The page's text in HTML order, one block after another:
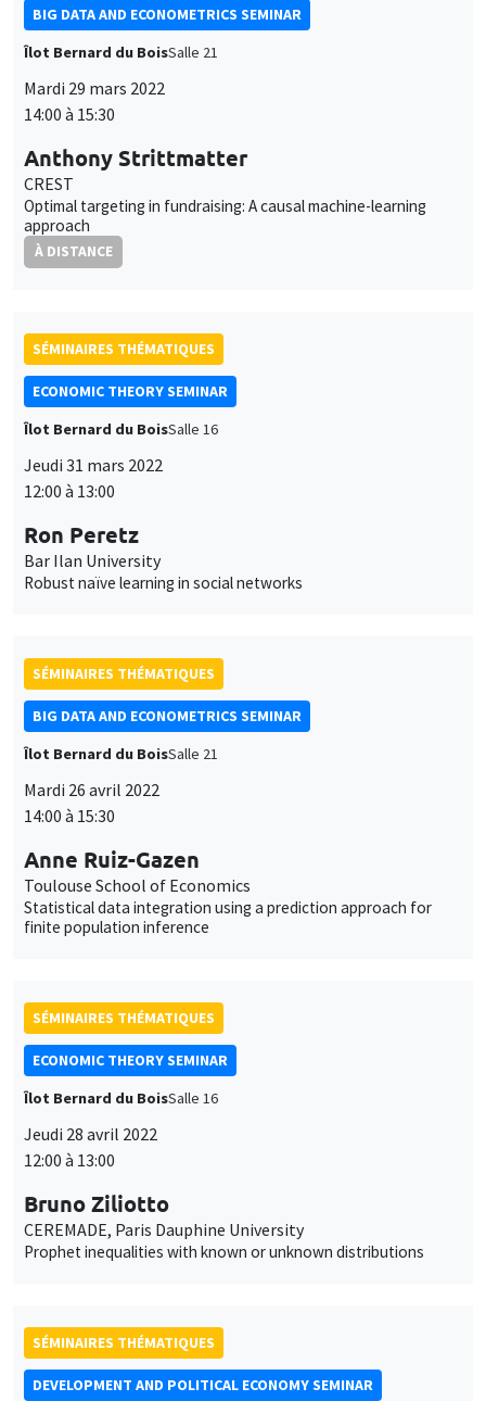
BIG DATA AND ECONOMETRICS SEMINAR
Îlot Bernard du BoisSalle 21
Mardi 29 mars 2022
14:00 à 15:30
Anthony Strittmatter
CREST
Optimal targeting in fundraising: A causal machine-learning
approach
À DISTANCE
SÉMINAIRES THÉMATIQUES
ECONOMIC THEORY SEMINAR
Îlot Bernard du BoisSalle 16
Jeudi 31 mars 2022
12:00 à 13:00
Ron Peretz
Bar Ilan University
Robust naïve learning in social networks
SÉMINAIRES THÉMATIQUES
BIG DATA AND ECONOMETRICS SEMINAR
Îlot Bernard du BoisSalle 21
Mardi 26 avril 2022
14:00 à 15:30
Anne Ruiz-Gazen
Toulouse School of Economics
Statistical data integration using a prediction approach for
finite population inference
SÉMINAIRES THÉMATIQUES
ECONOMIC THEORY SEMINAR
Îlot Bernard du BoisSalle 16
Jeudi 28 avril 2022
12:00 à 13:00
Bruno Ziliotto
CEREMADE, Paris Dauphine University
Prophet inequalities with known or unknown distributions
SÉMINAIRES THÉMATIQUES
DEVELOPMENT AND POLITICAL ECONOMY SEMINAR